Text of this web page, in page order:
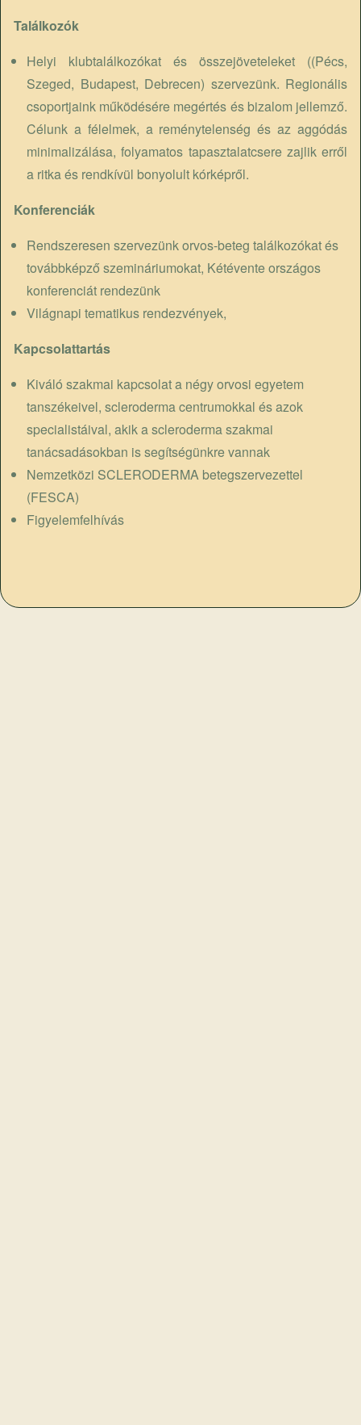
Találkozók
Helyi klubtalálkozókat és összejöveteleket ((Pécs,
Szeged, Budapest, Debrecen) szervezünk. Regionális
csoportjaink működésére megértés és bizalom jellemző.
Célunk a félelmek, a reménytelenség és az aggódás
minimalizálása, folyamatos tapasztalatcsere zajlik erről
a ritka és rendkívül bonyolult kórképről.
Konferenciák
Rendszeresen szervezünk orvos-beteg találkozókat és
továbbképző szemináriumokat, Kétévente országos
konferenciát rendezünk
Világnapi tematikus rendezvények,
Kapcsolattartás
Kiváló szakmai kapcsolat a négy orvosi egyetem
tanszékeivel, scleroderma centrumokkal és azok
specialistáival, akik a scleroderma szakmai
tanácsadásokban is segítségünkre vannak
Nemzetközi SCLERODERMA betegszervezettel
(FESCA)
Figyelemfelhívás